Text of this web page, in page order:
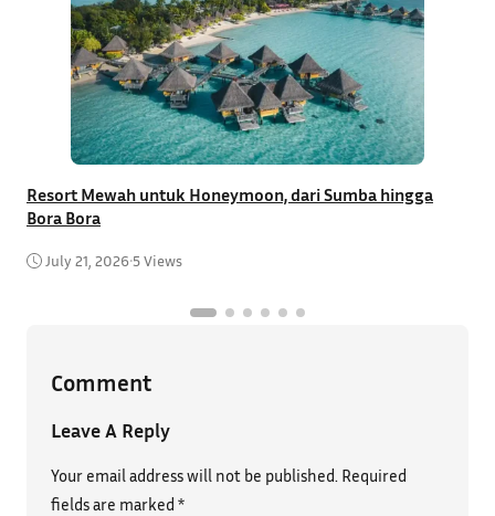
Resort Mewah untuk Honeymoon, dari Sumba hingga
Bora Bora
July 21, 2026•5 Views
Comment
Leave A Reply
Your email address will not be published. Required
fields are marked *